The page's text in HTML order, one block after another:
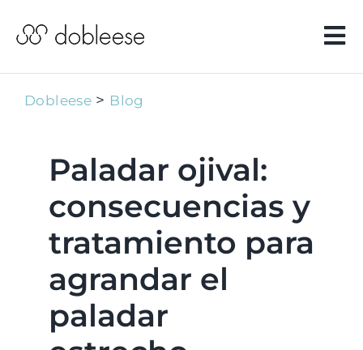
contenido
dentales
Salud dental
Dobleese > Blog
Paladar ojival:
consecuencias y
tratamiento para
agrandar el
paladar